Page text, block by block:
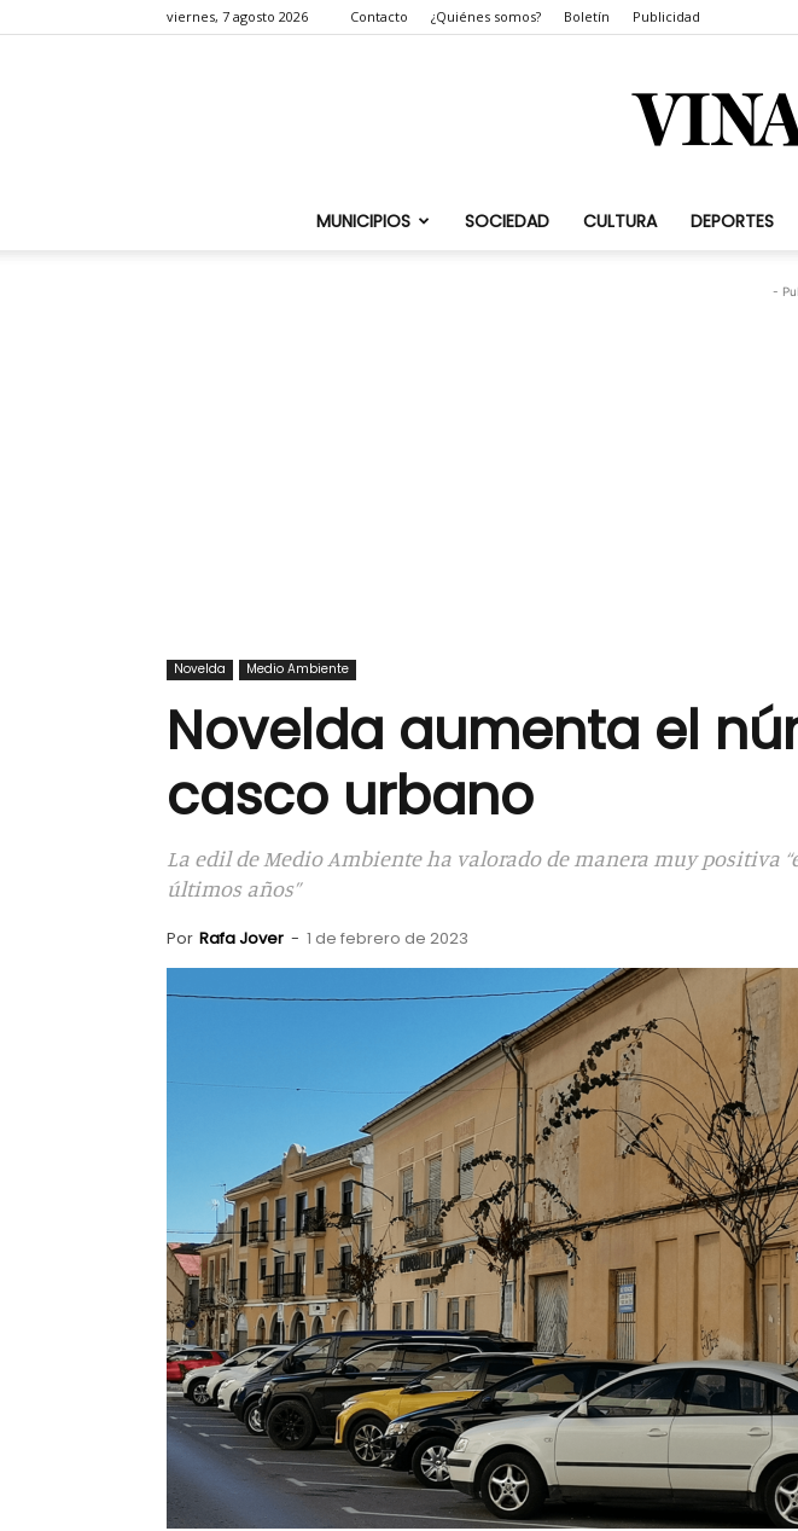
viernes, 7 agosto 2026 Contacto ¿Quiénes somos? Boletín Publicidad
MUNICIPIOS SOCIEDAD CULTURA DEPORTES
-
Novelda Medio Ambiente
Novelda aumenta el
casco urbano
La edil de Medio Ambiente ha valorado de manera muy positiva
últimos años”
Por Rafa Jover - 1 de febrero de 2023